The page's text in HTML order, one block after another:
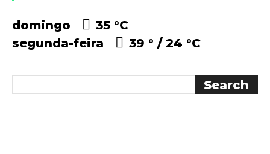
domingo 35 °C
segunda-feira
39 ° 24 °C